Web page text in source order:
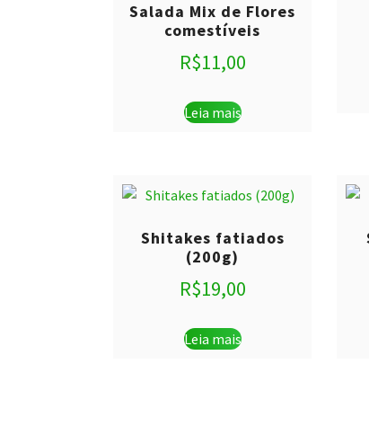
Salada Mix de Flores
comestíveis
R$11,00
Leia mais
Shitakes fatiados
(200g)
R$19,00
Leia mais